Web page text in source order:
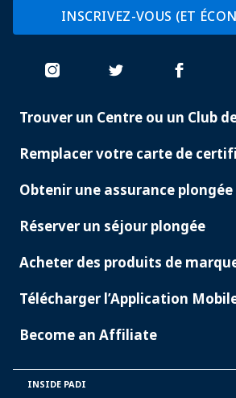
INSCRIVEZ-VOUS (ET
PADI
Trouver un Centre ou un Club
Remplacer votre carte de
Obtenir une assurance plongée
Réserver un séjour plongée
Acheter des produits de
Télécharger l’Application
Become an Affiliate
INSIDE PADI